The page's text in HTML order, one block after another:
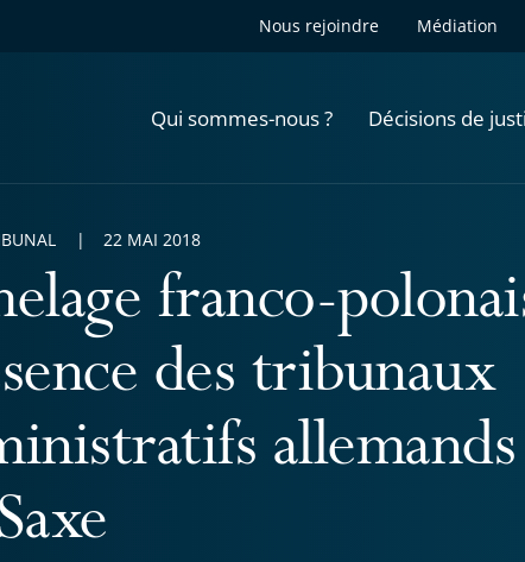
Nous rejoindre Médiation
Qui sommes-nous ? Décisions de
franco-
des tribunaux
22 MAI 2018